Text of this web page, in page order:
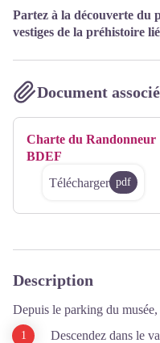
Partez à la découverte du
vestiges de la préhistoire
Document associé
Charte du Randonneur
BDEF
Télécharger pdf
Description
Depuis le parking du musée,
Descendez dans le